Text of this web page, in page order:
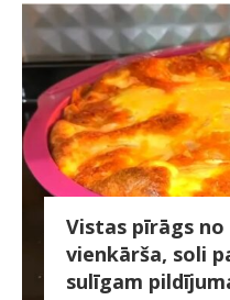
Vistas pīrāgs no
vienkārša, soli
sulīgam